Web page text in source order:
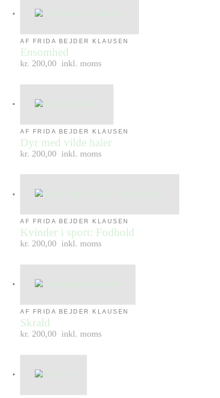
AF FRIDA BEJDER KLAUSEN
Ensomhed
kr. 200,00 inkl. moms
AF FRIDA BEJDER KLAUSEN
Dyr med vilde haler
kr. 200,00 inkl. moms
AF FRIDA BEJDER KLAUSEN
Kvinder i sport: Fodbold
kr. 200,00 inkl. moms
AF FRIDA BEJDER KLAUSEN
Skrald
kr. 200,00 inkl. moms